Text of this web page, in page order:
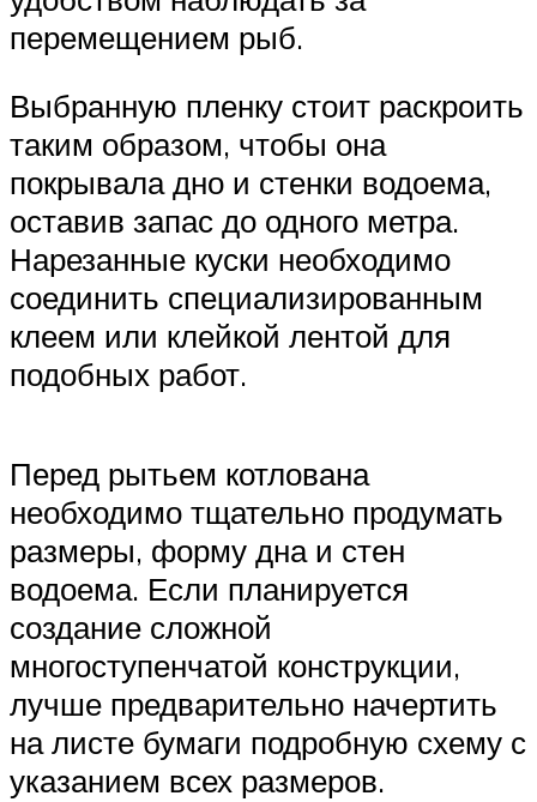
перемещением рыб.
Выбранную пленку стоит раскроить
таким образом, чтобы она
покрывала дно и стенки водоема,
оставив запас до одного метра.
Нарезанные куски необходимо
соединить специализированным
клеем или клейкой лентой для
подобных работ.
Перед рытьем котлована
необходимо тщательно продумать
размеры, форму дна и стен
водоема. Если планируется
создание сложной
многоступенчатой конструкции,
лучше предварительно начертить
на листе бумаги подробную схему с
указанием всех размеров.